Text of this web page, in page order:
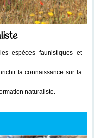
espèces faunistiques et
la connaissance sur la
naturaliste.